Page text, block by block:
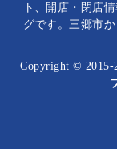
ト、開店・閉店
グです。三郷市
Copyright © 2015-